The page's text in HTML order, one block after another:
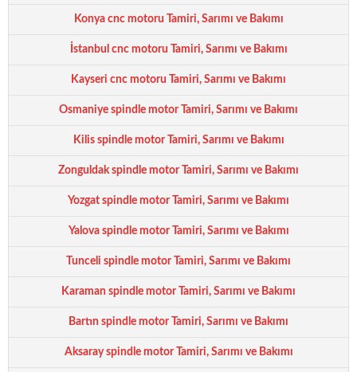
Konya cnc motoru Tamiri, Sarımı ve Bakımı
İstanbul cnc motoru Tamiri, Sarımı ve Bakımı
Kayseri cnc motoru Tamiri, Sarımı ve Bakımı
Osmaniye spindle motor Tamiri, Sarımı ve Bakımı
Kilis spindle motor Tamiri, Sarımı ve Bakımı
Zonguldak spindle motor Tamiri, Sarımı ve Bakımı
Yozgat spindle motor Tamiri, Sarımı ve Bakımı
Yalova spindle motor Tamiri, Sarımı ve Bakımı
Tunceli spindle motor Tamiri, Sarımı ve Bakımı
Karaman spindle motor Tamiri, Sarımı ve Bakımı
Bartın spindle motor Tamiri, Sarımı ve Bakımı
Aksaray spindle motor Tamiri, Sarımı ve Bakımı